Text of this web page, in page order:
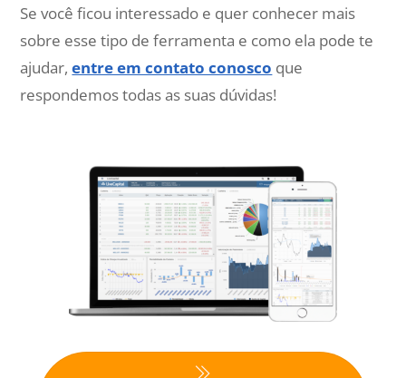
Se você ficou interessado e quer conhecer mais
sobre esse tipo de ferramenta e como ela pode te
ajudar,entre em contato conosco que
respondemos todas as suas dúvidas!